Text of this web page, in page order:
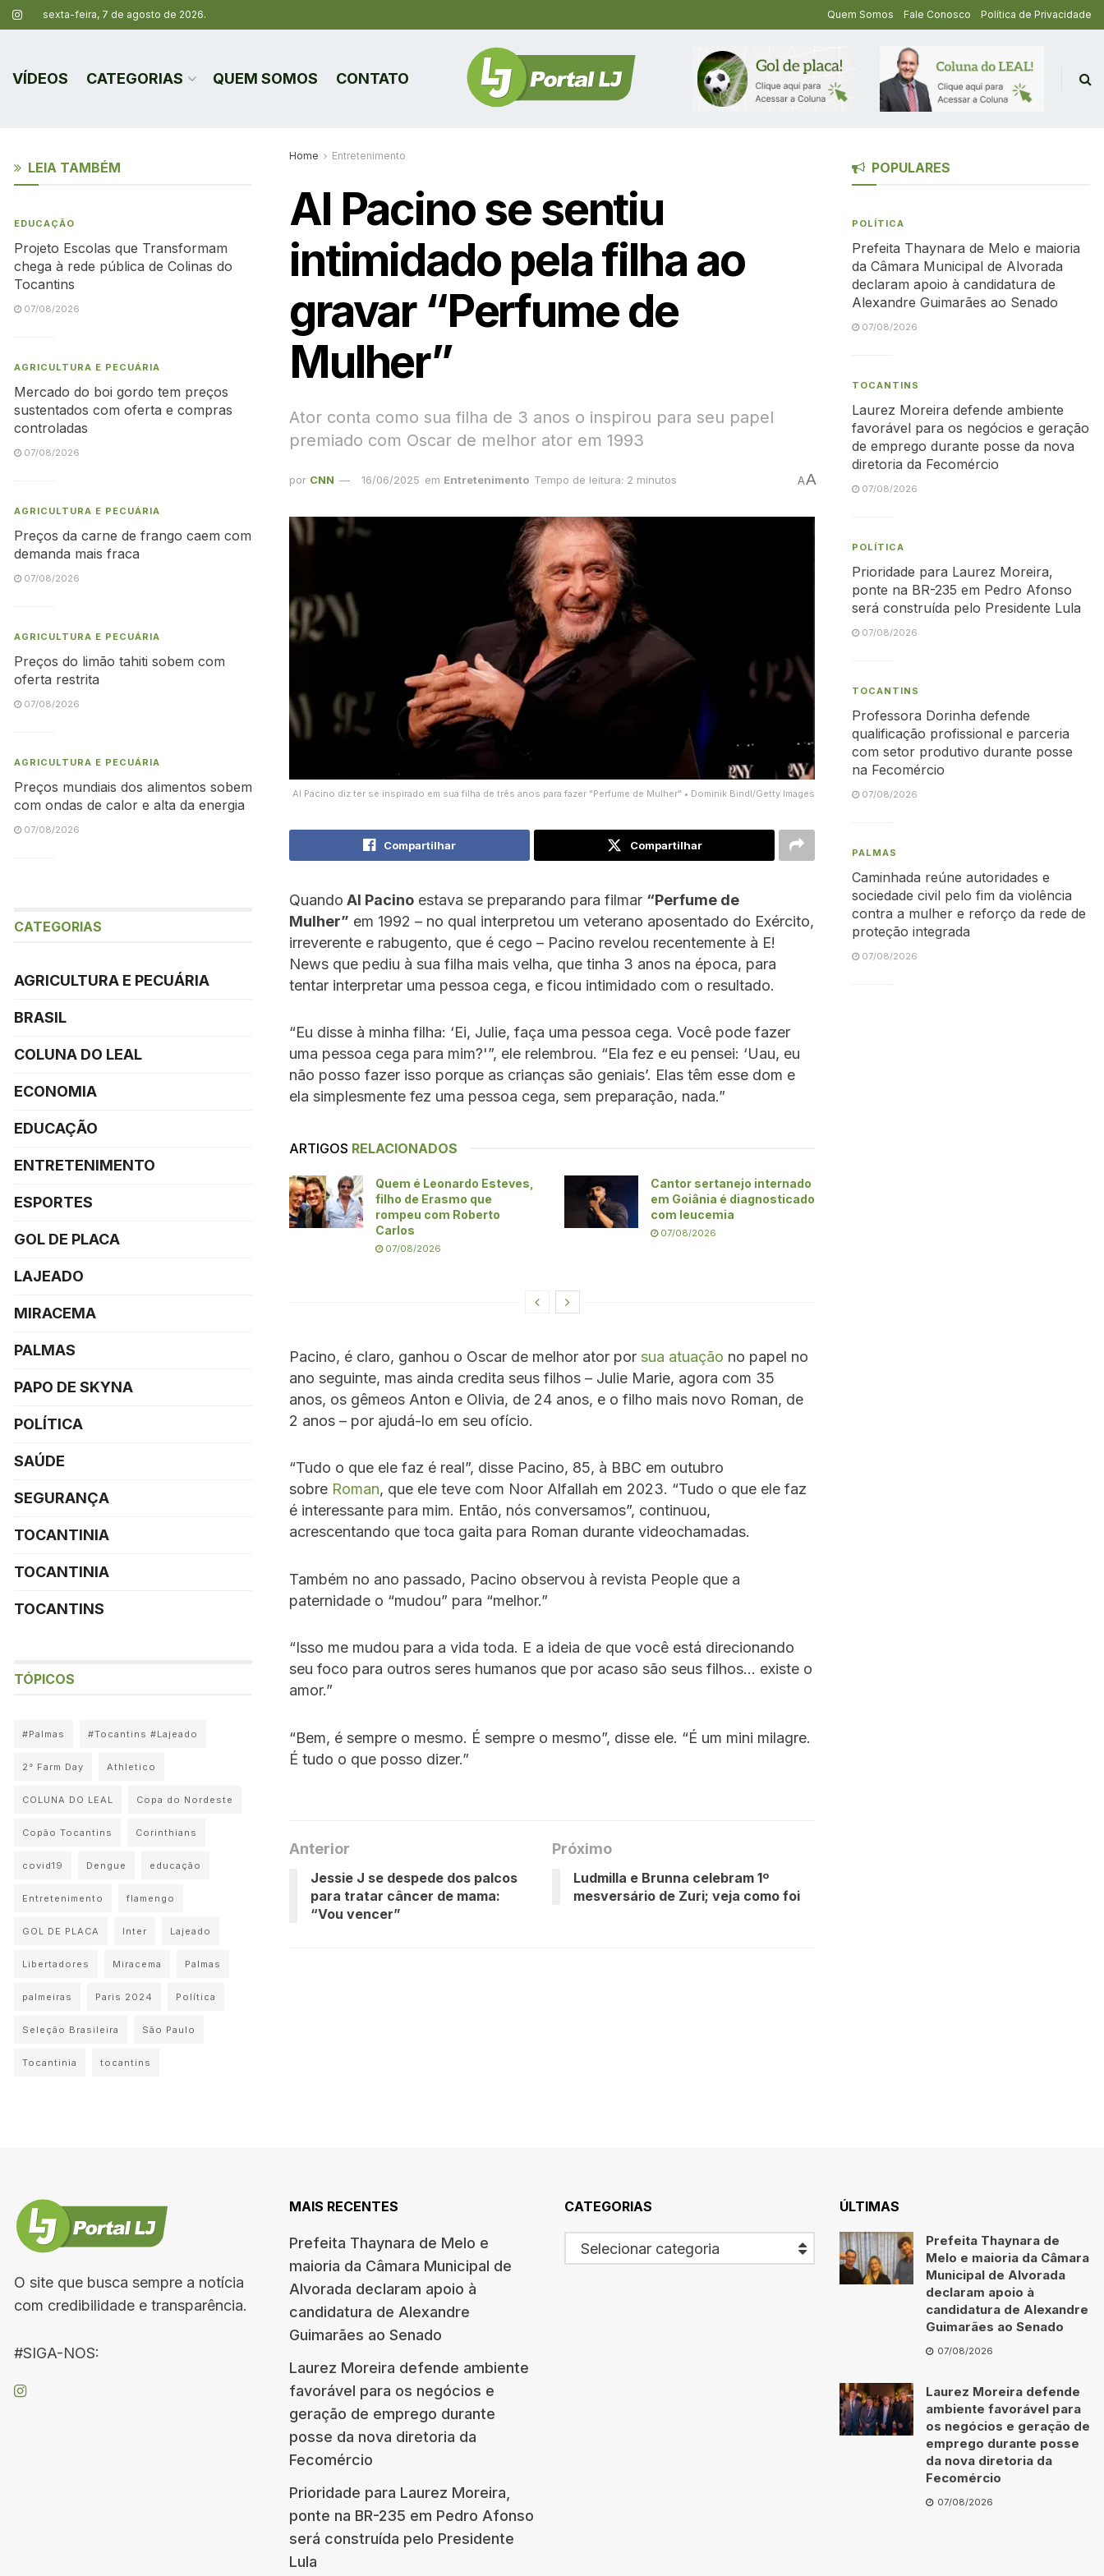
sexta-feira, 7 de agosto de 2026. Quem Somos Fale Conosco Política de Privacidade
VÍDEOS CATEGORIAS QUEM SOMOS CONTATO
Home Entretenimento
Al Pacino se sentiu
intimidado pela filha ao
gravar “Perfume de
Mulher”
Ator conta como sua filha de 3 anos o inspirou para seu papel
premiado com Oscar de melhor ator em 1993
por CNN 16/06/2025 em Entretenimento Tempo de leitura: 2 minutos AA
Al Pacino diz ter se inspirado em sua filha de três anos para fazer "Perfume de Mulher" • Dominik Bindl/Getty Images
Compartilhar Compartilhar
Quando Al Pacino estava se preparando para filmar “Perfume de
Mulher” em 1992 – no qual interpretou um veterano aposentado do Exército,
irreverente e rabugento, que é cego – Pacino revelou recentemente à E!
News que pediu à sua filha mais velha, que tinha 3 anos na época, para
tentar interpretar uma pessoa cega, e ficou intimidado com o resultado.
“Eu disse à minha filha: ‘Ei, Julie, faça uma pessoa cega. Você pode fazer
uma pessoa cega para mim?'”, ele relembrou. “Ela fez e eu pensei: ‘Uau, eu
não posso fazer isso porque as crianças são geniais’. Elas têm esse dom e
ela simplesmente fez uma pessoa cega, sem preparação, nada.”
ARTIGOS RELACIONADOS
Quem é Leonardo Esteves,
filho de Erasmo que
rompeu com Roberto
Carlos
07/08/2026
Cantor sertanejo internado
em Goiânia é diagnosticado
com leucemia
07/08/2026
Pacino, é claro, ganhou o Oscar de melhor ator por sua atuação no papel no
ano seguinte, mas ainda credita seus filhos – Julie Marie, agora com 35
anos, os gêmeos Anton e Olivia, de 24 anos, e o filho mais novo Roman, de
2 anos – por ajudá-lo em seu ofício.
“Tudo o que ele faz é real”, disse Pacino, 85, à BBC em outubro
sobre Roman, que ele teve com Noor Alfallah em 2023. “Tudo o que ele faz
é interessante para mim. Então, nós conversamos”, continuou,
acrescentando que toca gaita para Roman durante videochamadas.
Também no ano passado, Pacino observou à revista People que a
paternidade o “mudou” para “melhor.”
“Isso me mudou para a vida toda. E a ideia de que você está direcionando
seu foco para outros seres humanos que por acaso são seus filhos… existe o
amor.”
“Bem, é sempre o mesmo. É sempre o mesmo”, disse ele. “É um mini milagre.
É tudo o que posso dizer.”
Anterior
Jessie J se despede dos palcos
para tratar câncer​ de mama:
“Vou vencer”
Próximo
Ludmilla e Brunna celebram 1º
mesversário de Zuri; veja como foi
LEIA TAMBÉM
EDUCAÇÃO
Projeto Escolas que Transformam
chega à rede pública de Colinas do
Tocantins
07/08/2026
AGRICULTURA E PECUÁRIA
Mercado do boi gordo tem preços
sustentados com oferta e compras
controladas
07/08/2026
AGRICULTURA E PECUÁRIA
Preços da carne de frango caem com
demanda mais fraca
07/08/2026
AGRICULTURA E PECUÁRIA
Preços do limão tahiti sobem com
oferta restrita
07/08/2026
AGRICULTURA E PECUÁRIA
Preços mundiais dos alimentos sobem
com ondas de calor e alta da energia
07/08/2026
CATEGORIAS
AGRICULTURA E PECUÁRIA
BRASIL
COLUNA DO LEAL
ECONOMIA
EDUCAÇÃO
ENTRETENIMENTO
ESPORTES
GOL DE PLACA
LAJEADO
MIRACEMA
PALMAS
PAPO DE SKYNA
POLÍTICA
SAÚDE
SEGURANÇA
TOCANTINIA
TOCANTINIA
TOCANTINS
TÓPICOS
#Palmas #Tocantins #Lajeado
2° Farm Day Athletico
COLUNA DO LEAL Copa do Nordeste
Copão Tocantins Corinthians
covid19 Dengue educação
Entretenimento flamengo
GOL DE PLACA Inter Lajeado
Libertadores Miracema Palmas
palmeiras Paris 2024 Política
Seleção Brasileira São Paulo
Tocantinia tocantins
POPULARES
POLÍTICA
Prefeita Thaynara de Melo e maioria
da Câmara Municipal de Alvorada
declaram apoio à candidatura de
Alexandre Guimarães ao Senado
07/08/2026
TOCANTINS
Laurez Moreira defende ambiente
favorável para os negócios e geração
de emprego durante posse da nova
diretoria da Fecomércio
07/08/2026
POLÍTICA
Prioridade para Laurez Moreira,
ponte na BR-235 em Pedro Afonso
será construída pelo Presidente Lula
07/08/2026
TOCANTINS
Professora Dorinha defende
qualificação profissional e parceria
com setor produtivo durante posse
na Fecomércio
07/08/2026
PALMAS
Caminhada reúne autoridades e
sociedade civil pelo fim da violência
contra a mulher e reforço da rede de
proteção integrada
07/08/2026
O site que busca sempre a notícia
com credibilidade e transparência.
#SIGA-NOS:
MAIS RECENTES
Prefeita Thaynara de Melo e
maioria da Câmara Municipal de
Alvorada declaram apoio à
candidatura de Alexandre
Guimarães ao Senado
Laurez Moreira defende ambiente
favorável para os negócios e
geração de emprego durante
posse da nova diretoria da
Fecomércio
Prioridade para Laurez Moreira,
ponte na BR-235 em Pedro Afonso
será construída pelo Presidente
Lula
CATEGORIAS
Selecionar categoria
ÚLTIMAS
Prefeita Thaynara de
Melo e maioria da Câmara
Municipal de Alvorada
declaram apoio à
candidatura de Alexandre
Guimarães ao Senado
07/08/2026
Laurez Moreira defende
ambiente favorável para
os negócios e geração de
emprego durante posse
da nova diretoria da
Fecomércio
07/08/2026